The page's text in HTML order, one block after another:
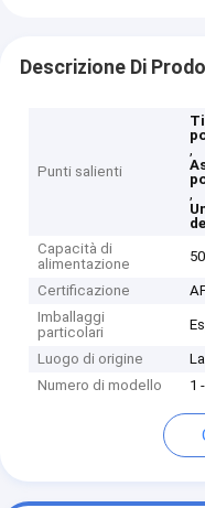
Descrizione Di
Punti salienti
,
,
Capacità di
alimentazione
Certificazione
Imballaggi
particolari
Luogo di origine
Numero di modello
1